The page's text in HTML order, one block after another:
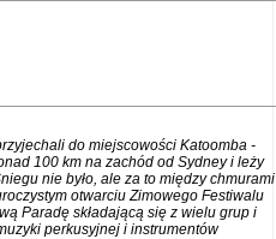
do miejscowości Katoomba -
100 km na zachód od Sydney i leży
nie było, ale za to między chmurami
otwarciu Zimowego Festiwalu
Paradę składającą się z wielu grup i
perkusyjnej i instrumentów